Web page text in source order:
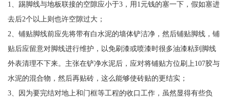
1、踢脚线与地板联接的空隙应小于3，用1元钱的塞一下，假如塞进
去后2个以上则也许空隙过大；
2、铺贴脚线前应先将带有白水泥的墙体铲洁净，然后铺贴脚线，铺
贴后应留意对脚线进行维护，以免刷漆或喷漆时很多油漆粘到脚线
外表清理不下来。主张在铲净水泥后，应对将铺贴方位刷上107胶与
水泥的混合物，然后再贴砖，这么能够使砖贴的更结实；
3、因为要完结对地上和门框等工程的收口工作，虽然显得有些负